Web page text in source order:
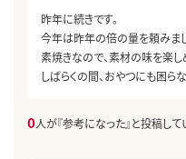
昨年に続きです。
今年は昨年の倍の量を頼みまし
素焼きなので、素材の味を楽し
しばらくの間、おやつにも困ら
0人が『参考になった』と投稿して